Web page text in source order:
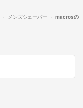
メンズシェーバー
macrosの